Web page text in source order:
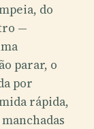
do
—
parar, o
por
rápida,